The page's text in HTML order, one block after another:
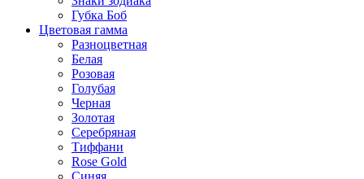
Губка Боб
Цветовая гамма
Разноцветная
Белая
Розовая
Голубая
Черная
Золотая
Серебряная
Тиффани
Rose Gold
Синяя